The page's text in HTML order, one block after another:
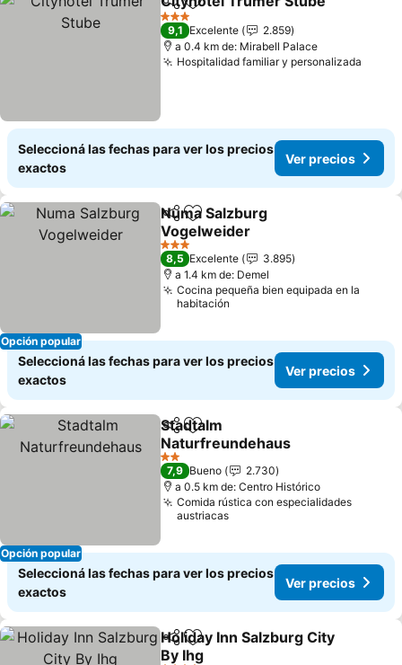
CompartirAñadir a favoritos
3 Estrellas
9,1 Excelente
2.859
a 0.4 km de: Mirabell Palace
Hospitalidad familiar y personalizada
Seleccioná las fechas para ver los precios
exactos
Ver precios
Opción popular
CompartirAñadir a favoritos
Numa Salzburg
Vogelweider
3 Estrellas
8,5 Excelente
3.895
a 1.4 km de: Demel
Cocina pequeña bien equipada en la
habitación
Seleccioná las fechas para ver los precios
exactos
Ver precios
Opción popular
CompartirAñadir a favoritos
Stadtalm
Naturfreundehaus
2 Estrellas
7,9 Bueno
2.730
a 0.5 km de: Centro Histórico
Comida rústica con especialidades
austriacas
Seleccioná las fechas para ver los precios
exactos
Ver precios
CompartirAñadir a favoritos
Holiday Inn Salzburg City
By Ihg